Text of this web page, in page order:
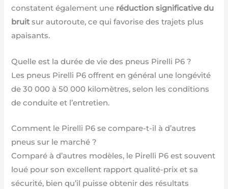
constatent également une réduction significative du
bruitsur autoroute, ce qui favorise des trajets plus
apaisants.
Quelle est la durée de vie des pneus Pirelli P6 ?
Les pneus Pirelli P6 offrent en général une longévité
de 30 000 à 50 000 kilomètres, selon les conditions
de conduite et l’entretien.
Comment le Pirelli P6 se compare-t-il à d’autres
pneus sur le marché ?
Comparé à d’autres modèles, le Pirelli P6 est souvent
loué pour son excellent rapport qualité-prix et sa
sécurité, bien qu’il puisse obtenir des résultats